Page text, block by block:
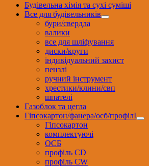
Будівельна хімія та сухі суміші
Все для будівельників
бури/свердла
валики
все для шліфування
диски/круги
індивідуальний захист
пензлі
ручний інструмент
хрестики/клини/свп
шпателі
Газоблок та цегла
Гіпсокартон/фанера/осб/профілІ
Гіпсокартон
комплектуючі
ОСБ
профіль CD
профіль CW